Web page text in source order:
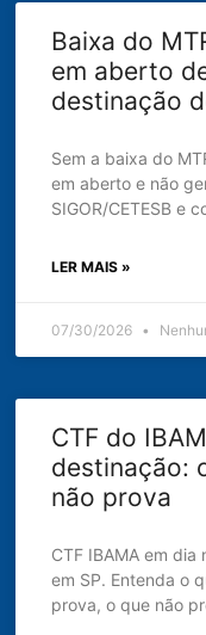
Baixa do
em aberto
destinação
Sem a baixa do
em aberto e não
SIGOR/CETESB e
LER MAIS »
07/30/2026
CTF do
destinação:
não prova
CTF IBAMA em dia
em SP. Entenda o
prova, o que não